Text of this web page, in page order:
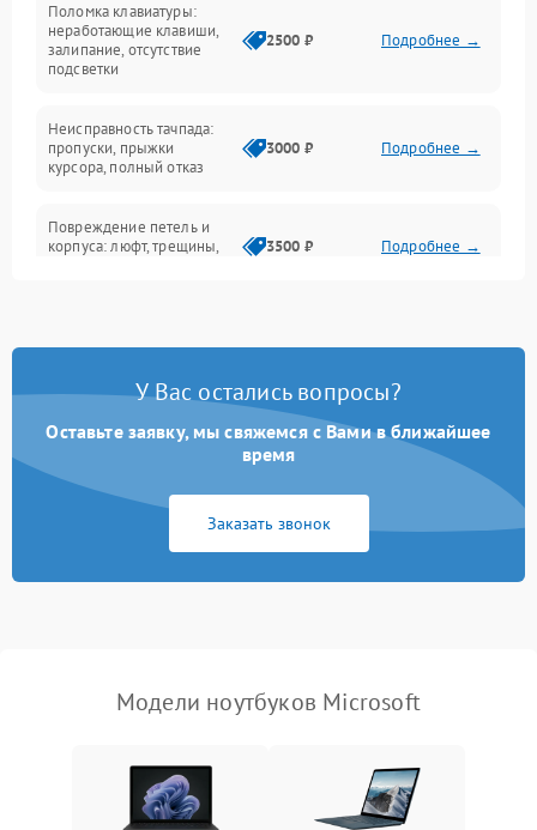
Интерфейсные проблемы
Батарея
Сеть и интернет
Поломка клавиатуры:
неработающие клавиши,
залипание, отсутствие
подсветки
2500 ₽ Подробнее →
Неисправность тачпада:
пропуски, прыжки
курсора, полный отказ
3000 ₽ Подробнее →
Повреждение петель и
корпуса: люфт, трещины,
3500 ₽ Подробнее →
быстрая разрядка,
2500 ₽ Подробнее →
Неисправность зарядного
питания
2000 ₽ Подробнее →
неисправности кулера
пропадание диска
оперативной памяти:
вылеты приложений,
синие экраны
Подробнее →
У Вас остались вопросы?
Оставьте заявку, мы свяжемся с Вами в ближайшее
время
Заказать звонок
Модели ноутбуков Microsoft